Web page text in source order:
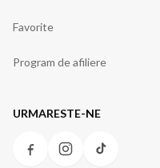
Favorite
Program de afiliere
URMARESTE-NE